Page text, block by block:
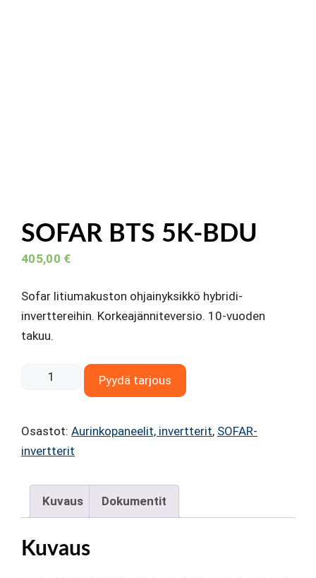
SOFAR BTS 5K-BDU
405,00 €
Sofar litiumakuston ohjainyksikkö hybridi-
inverttereihin. Korkeajänniteversio. 10-vuoden
takuu.
SOFAR
BDU
määrä
Pyydä tarjous
Osastot: Aurinkopaneelit, invertterit, SOFAR-
invertterit
Kuvaus Dokumentit
Kuvaus